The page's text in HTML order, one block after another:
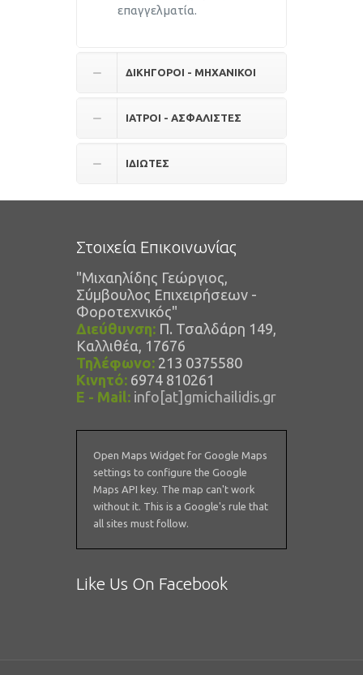
επαγγελματία.
ΔΙΚΗΓΟΡΟΙ - ΜΗΧΑΝΙΚΟΙ
ΙΑΤΡΟΙ - ΑΣΦΑΛΙΣΤΕΣ
ΙΔΙΩΤΕΣ
Στοιχεία Επικοινωνίας
"Μιχαηλίδης Γεώργιος,
Σύμβουλος Επιχειρήσεων -
Φοροτεχνικός"
Διεύθυνση: Π. Τσαλδάρη 149,
Καλλιθέα, 17676
Τηλέφωνο: 213 0375580
Κινητό: 6974 810261
E - Mail: info[at]gmichailidis.gr
Open Maps Widget for Google Maps
settings to configure the Google
Maps API key. The map can't work
without it. This is a Google's rule that
all sites must follow.
Like Us On Facebook